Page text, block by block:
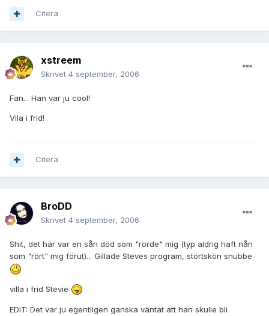
Citera
xstreem
Skrivet 4 september, 2006
Fan... Han var ju cool!
Vila i frid!
Citera
BroDD
Skrivet 4 september, 2006
Shit, det här var en sån död som "rörde" mig (typ aldrig haft nån
som "rört" mig förut)... Gillade Steves program, störtskön snubbe
villa i frid Stevie
EDIT: Det var ju egentligen ganska väntat att han skulle bli